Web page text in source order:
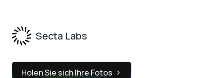
Secta Labs
Holen Sie sich Ihre Fotos